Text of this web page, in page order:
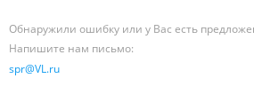
Обнаружили ошибку или у Вас есть
Напишите нам письмо:
spr@VL.ru